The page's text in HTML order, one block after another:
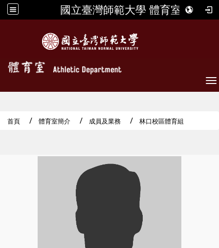
國立臺灣師範大學 體育室
首頁 體育室簡介 成員及業務 林口校區體育組